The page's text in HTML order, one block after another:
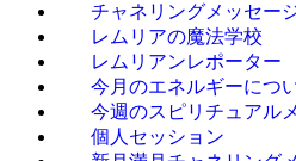
チャネリングメッセー
レムリアの魔法学校
レムリアンレポーター
今月のエネルギーにつ
今週のスピリチュアル
個人セッション